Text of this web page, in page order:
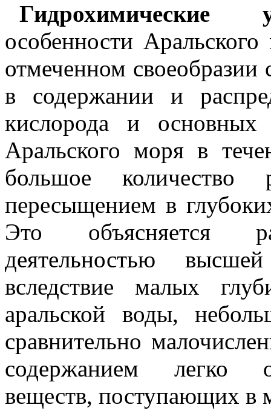
Гидрохимические
особенности
отмеченном своеобразии
в содержании и
кислорода и
Аральского моря в
большое количество
пересыщением в
Это объясняется
деятельностью
вследствие малых
аральской воды,
сравнительно
содержанием легко
веществ, поступающих в